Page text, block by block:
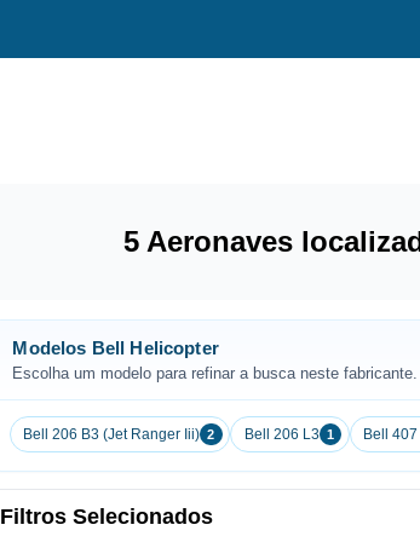
5 Aeronaves
Modelos Bell Helicopter
Escolha um modelo para refinar a busca neste fabricante.
Bell 206 B3 (Jet Ranger Iii) 2 Bell 206 L3 1 Bell 407
Filtros Selecionados